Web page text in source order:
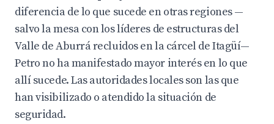
diferencia de lo que sucede en otras regiones —
salvo la mesa con los líderes de estructuras del
Valle de Aburrá recluidos en la cárcel de Itagüí—
Petro no ha manifestado mayor interés en lo que
allí sucede. Las autoridades locales son las que
han visibilizado o atendido la situación de
seguridad.